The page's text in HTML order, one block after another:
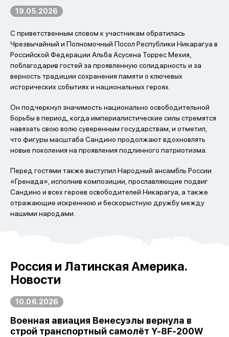
19.05.2026
С приветственным словом к участникам обратилась
Чрезвычайный и Полномочный Посол Республики Никарагуа в
Российской Федерации Альба Асусена Торрес Мехия,
поблагодарив гостей за проявленную солидарность и за
верность традиции сохранения памяти о ключевых
исторических событиях и национальных героях.
Он подчеркнул значимость национально освободительной
борьбы в период, когда империалистические силы стремятся
навязать свою волю суверенным государствам, и отметил,
что фигуры масштаба Сандино продолжают вдохновлять
новые поколения на проявления подлинного патриотизма.
Перед гостями также выступил Народный ансамбль России
«Гренада», исполнив композиции, прославляющие подвиг
Сандино и всех героев освободителей Никарагуа, а также
отражающие искреннюю и бескорыстную дружбу между
нашими народами.
Россия и Латинская Америка.
Новости
10.06.2026
Военная авиация Венесуэлы вернула в
строй транспортный самолёт Y-8F-200W